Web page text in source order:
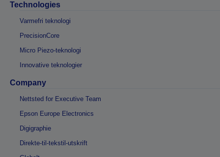
Technologies
Varmefri teknologi
PrecisionCore
Micro Piezo-teknologi
Innovative teknologier
Company
Nettsted for Executive Team
Epson Europe Electronics
Digigraphie
Direkte-til-tekstil-utskrift